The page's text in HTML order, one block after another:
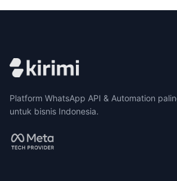
Platform WhatsApp API & Automation
untuk bisnis Indonesia.